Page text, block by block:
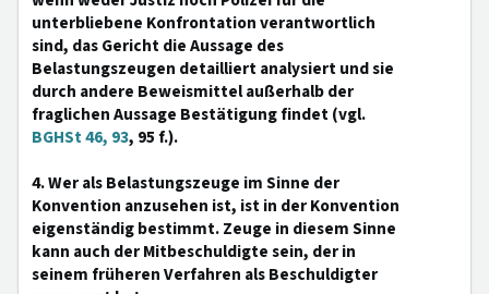
unterbliebene Konfrontation verantwortlich
sind, das Gericht die Aussage des
Belastungszeugen detailliert analysiert und sie
durch andere Beweismittel außerhalb der
fraglichen Aussage Bestätigung findet (vgl.
BGHSt 46, 93, 95 f.).
4. Wer als Belastungszeuge im Sinne der
Konvention anzusehen ist, ist in der Konvention
eigenständig bestimmt. Zeuge in diesem Sinne
kann auch der Mitbeschuldigte sein, der in
seinem früheren Verfahren als Beschuldigter